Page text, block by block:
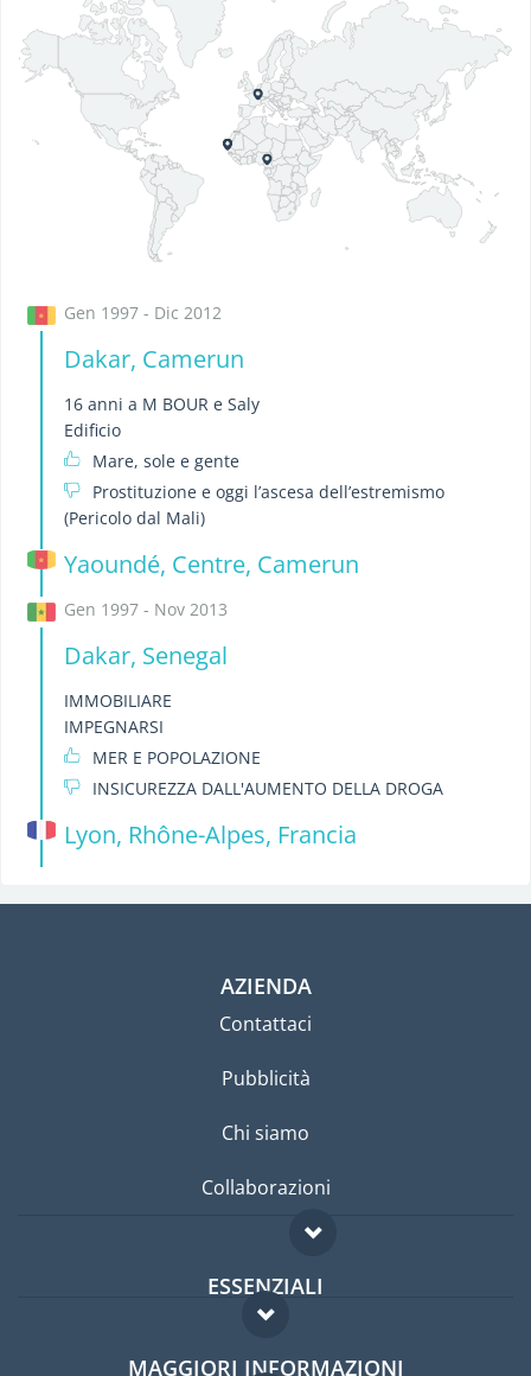
Gen 1997 - Dic 2012
Dakar, Camerun
16 anni a M BOUR e Saly
Edificio
Mare, sole e gente
Prostituzione e oggi l’ascesa dell’estremismo
(Pericolo dal Mali)
Yaoundé, Centre, Camerun
Gen 1997 - Nov 2013
Dakar, Senegal
IMMOBILIARE
IMPEGNARSI
MER E POPOLAZIONE
INSICUREZZA DALL'AUMENTO DELLA DROGA
Lyon, Rhône-Alpes, Francia
AZIENDA
Contattaci
Pubblicità
Chi siamo
Collaborazioni
ESSENZIALI
Forum per expat
MAGGIORI INFORMAZIONI